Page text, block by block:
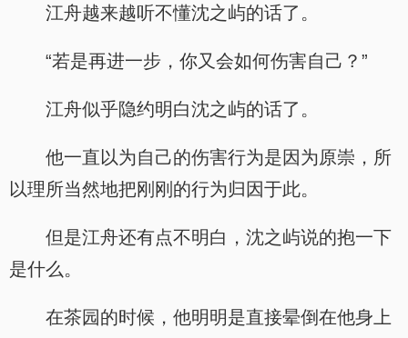
江舟越来越听不懂沈之屿的话了。
“若是再进一步，你又会如何伤害自己？”
江舟似乎隐约明白沈之屿的话了。
他一直以为自己的伤害行为是因为原崇，所
以理所当然地把刚刚的行为归因于此。
但是江舟还有点不明白，沈之屿说的抱一下
是什么。
在茶园的时候，他明明是直接晕倒在他身上